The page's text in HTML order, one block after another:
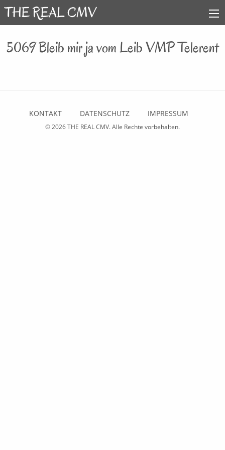
5069 Bleib mir ja vom Leib VMP Telerent
KONTAKT DATENSCHUTZ IMPRESSUM
© 2026THE REAL CMV. Alle Rechte vorbehalten.